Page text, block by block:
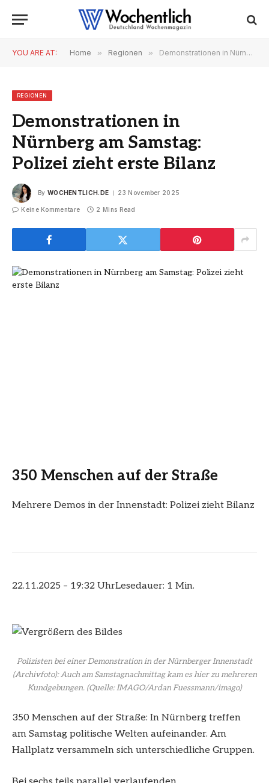
YOU ARE AT: Home » Regionen » Demonstrationen in Nürnberg am Samstag: Polizei zieht erste Bilanz
REGIONEN
Demonstrationen in
Nürnberg am Samstag:
Polizei zieht erste Bilanz
By WOCHENTLICH.DE 23 November 2025
Keine Kommentare 2 Mins Read
350 Menschen auf der Straße
Mehrere Demos in der Innenstadt: Polizei zieht Bilanz
22.11.2025 – 19:32 UhrLesedauer: 1 Min.
Polizisten bei einer Demonstration in der Nürnberger Innenstadt
(Archivfoto): Auch am Samstagnachmittag kam es hier zu mehreren
Kundgebungen.(Quelle: IMAGO/Ardan Fuessmann/imago)
350 Menschen auf der Straße: In Nürnberg treffen
am Samstag politische Welten aufeinander. Am
Hallplatz versammeln sich unterschiedliche Gruppen.